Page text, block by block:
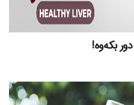
بکەوە!